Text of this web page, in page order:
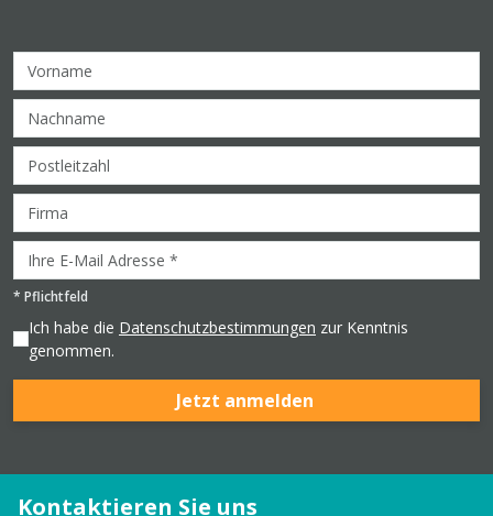
* Pflichtfeld
Ich habe die Datenschutzbestimmungen zur Kenntnis
genommen.
Jetzt anmelden
Kontaktieren Sie uns